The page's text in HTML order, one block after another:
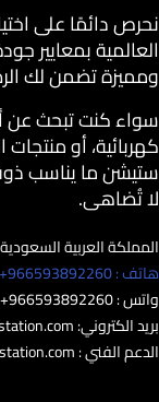
نحرص دائمًا على
العالمية بمعايير
ومميزة تضمن لك
سواء كنت تبحث عن
كهربائية، أو
ستيشن ما يناسب
لا تُضاهى.
المملكة العربية
هاتف : 966593892260+
واتس : 966593892260+
بريد الكتروني:
الدعم الفني :